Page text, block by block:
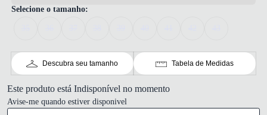
Selecione o tamanho:
Descubra seu tamanho Tabela de Medidas
Este produto está Indisponível no momento
Avise-me quando estiver disponivel